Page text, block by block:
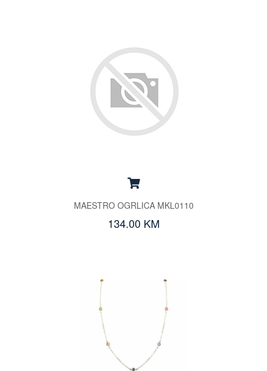
MAESTRO OGRLICA MKL0110
134.00 KM